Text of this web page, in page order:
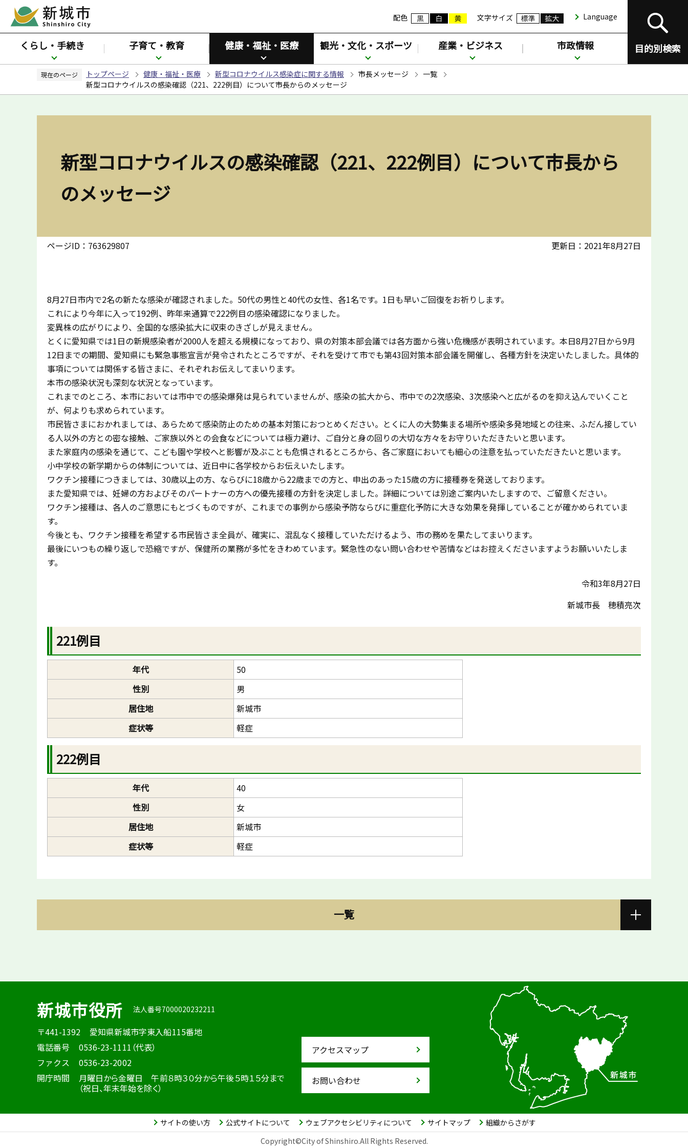
ペ
ジ
配色 文字サイズ Language
目的別検索
くらし・手続き 子育て・教育 健康・福祉・医療 観光・文化・スポーツ 産業・ビジネス 市政情報
現在のページ トップページ 健康・福祉・医療 新型コロナウイルス感染症に関する情報 市長メッセージ
一覧
新型コロナウイルスの感染確認（221、222例目）について市長からのメッセージ
新型コロナウイルスの感染確認（221、222例目）について市長から
のメッセージ
ページID：763629807 更新日：2021年8月27日
8月27日市内で2名の新たな感染が確認されました。50代の男性と40代の女性、各1名です。1日も早いご回復をお祈りします。
これにより今年に入って192例、昨年来通算で222例目の感染確認になりました。
変異株の広がりにより、全国的な感染拡大に収束のきざしが見えません。
とくに愛知県では1日の新規感染者が2000人を超える規模になっており、県の対策本部会議では各方面から強い危機感が表明されています。本日8月27日から9月
12日までの期間、愛知県にも緊急事態宣言が発令されたところですが、それを受けて市でも第43回対策本部会議を開催し、各種方針を決定いたしました。具体的
事項については関係する皆さまに、それぞれお伝えしてまいります。
本市の感染状況も深刻な状況となっています。
これまでのところ、本市においては市中での感染爆発は見られていませんが、感染の拡大から、市中での2次感染、3次感染へと広がるのを抑え込んでいくこと
が、何よりも求められています。
市民皆さまにおかれましては、あらためて感染防止のための基本対策におつとめください。とくに人の大勢集まる場所や感染多発地域との往来、ふだん接してい
る人以外の方との密な接触、ご家族以外との会食などについては極力避け、ご自分と身の回りの大切な方々をお守りいただきたいと思います。
また家庭内の感染を通じて、こども園や学校へと影響が及ぶことも危惧されるところから、各ご家庭においても細心の注意を払っていただきたいと思います。
小中学校の新学期からの体制については、近日中に各学校からお伝えいたします。
ワクチン接種につきましては、30歳以上の方、ならびに18歳から22歳までの方と、申出のあった15歳の方に接種券を発送しております。
また愛知県では、妊婦の方およびそのパートナーの方への優先接種の方針を決定しました。詳細については別途ご案内いたしますので、ご留意ください。
ワクチン接種は、各人のご意思にもとづくものですが、これまでの事例から感染予防ならびに重症化予防に大きな効果を発揮していることが確かめられていま
す。
今後とも、ワクチン接種を希望する市民皆さま全員が、確実に、混乱なく接種していただけるよう、市の務めを果たしてまいります。
最後にいつもの繰り返しで恐縮ですが、保健所の業務が多忙をきわめています。緊急性のない問い合わせや苦情などはお控えくださいますようお願いいたしま
す。
令和3年8月27日
新城市長 穂積亮次
221例目
年代
50
性別
男
居住地
新城市
症状等
軽症
222例目
年代
40
性別
女
居住地
新城市
症状等
軽症
一覧
新城市役所 法人番号7000020232211
〒441-1392
愛知県新城市字東入船115番地
電話番号
0536-23-1111（代表）
ファクス
0536-23-2002
開庁時間
月曜日から金曜日 午前８時３０分から午後５時１５分まで
（祝日、年末年始を除く）
アクセスマップ
お問い合わせ
サイトの使い方 公式サイトについて ウェブアクセシビリティについて サイトマップ
組織からさがす
Copyright©City of Shinshiro.All Rights Reserved.